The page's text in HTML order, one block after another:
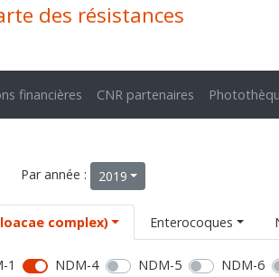
des résistances
financières CNR partenaires
Par année : 2019
complex) Enterocoques
1 NDM-4 NDM-5 NDM-6